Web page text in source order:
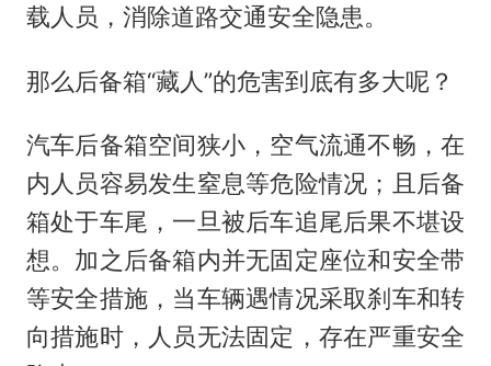
载人员，消除道路交通安全隐患。
那么后备箱“藏人”的危害到底有多大呢？
汽车后备箱空间狭小，空气流通不畅，在
内人员容易发生窒息等危险情况；且后备
箱处于车尾，一旦被后车追尾后果不堪设
想。加之后备箱内并无固定座位和安全带
等安全措施，当车辆遇情况采取刹车和转
向措施时，人员无法固定，存在严重安全